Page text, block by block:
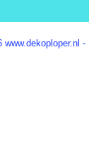
www.dekoploper.nl -